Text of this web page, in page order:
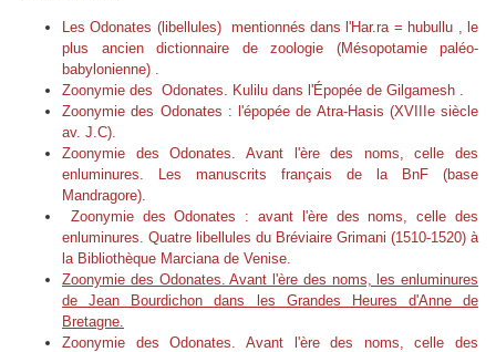
Les Odonates (libellules) mentionnés dans l'Har.ra = hubullu , le
plus ancien dictionnaire de zoologie (Mésopotamie paléo-
babylonienne) .
Zoonymie des Odonates. Kulilu dans l'Épopée de Gilgamesh .
Zoonymie des Odonates : l'épopée de Atra-Hasis (XVIIIe siècle
av. J.C).
Zoonymie des Odonates. Avant l'ère des noms, celle des
enluminures. Les manuscrits français de la BnF (base
Mandragore).
Zoonymie des Odonates : avant l'ère des noms, celle des
enluminures. Quatre libellules du Bréviaire Grimani (1510-1520) à
la Bibliothèque Marciana de Venise.
Zoonymie des Odonates. Avant l'ère des noms, les enluminures
de Jean Bourdichon dans les Grandes Heures d'Anne de
Bretagne.
Zoonymie des Odonates. Avant l'ère des noms, celle des